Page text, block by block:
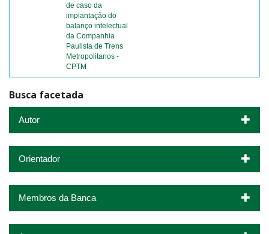
de caso da
implantação do
balanço intelectual
da Companhia
Paulista de Trens
Metropolitanos -
CPTM
Busca facetada
Autor
Orientador
Membros da Banca